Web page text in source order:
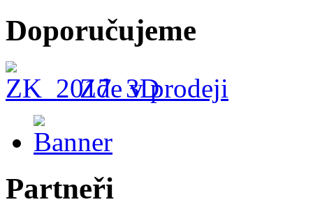
Doporučujeme
Zde v prodeji
Partneři